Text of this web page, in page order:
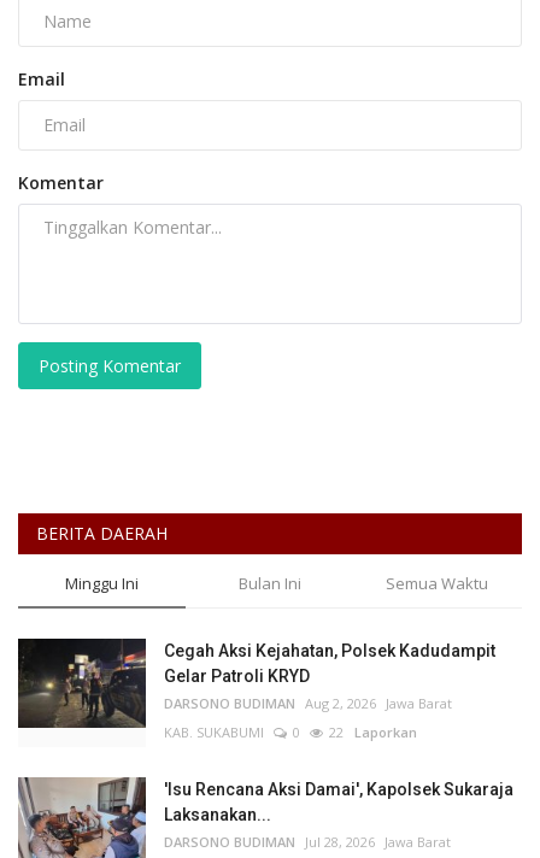
Email
Komentar
Posting Komentar
BERITA DAERAH
Minggu Ini Bulan Ini Semua Waktu
Cegah Aksi Kejahatan, Polsek Kadudampit
Gelar Patroli KRYD
DARSONO BUDIMAN Aug 2, 2026 Jawa Barat
KAB. SUKABUMI
0 22 Laporkan
'Isu Rencana Aksi Damai', Kapolsek Sukaraja
Laksanakan...
DARSONO BUDIMAN Jul 28, 2026 Jawa Barat